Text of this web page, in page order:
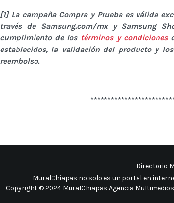
[1] La campaña Compra y Prueba es válida
través de Samsung.com/mx y Samsung
cumplimiento de los términos y condiciones
establecidos, la validación del producto y
reembolso.
Directorio
MuralChiapas no solo es un portal en
Copyright © 2024 MuralChiapas Agencia